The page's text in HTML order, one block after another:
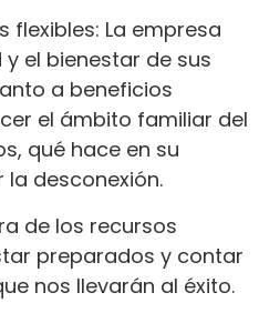
flexibles: La empresa
el bienestar de sus
a beneficios
el ámbito familiar del
qué hace en su
desconexión.
de los recursos
preparados y contar
nos llevarán al éxito.